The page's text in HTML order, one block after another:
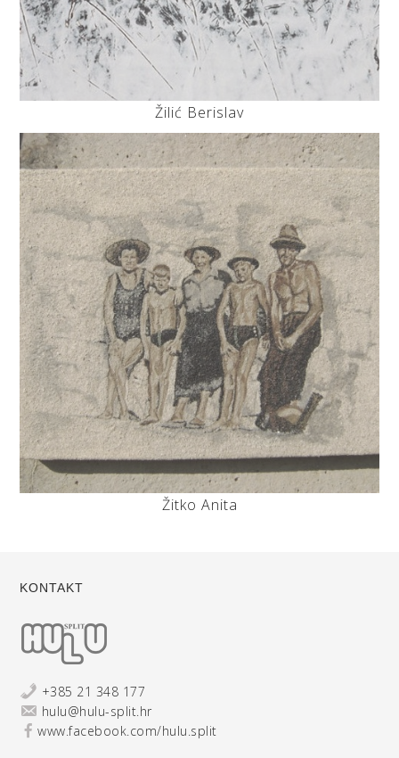
Žilić Berislav
Žitko Anita
KONTAKT
+385 21 348 177
hulu@hulu-split.hr
www.facebook.com/hulu.split